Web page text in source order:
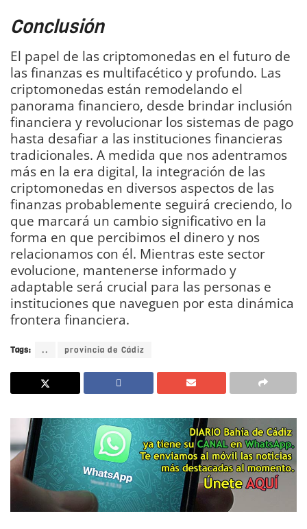
Conclusión
El papel de las criptomonedas en el futuro de
las finanzas es multifacético y profundo. Las
criptomonedas están remodelando el
panorama financiero, desde brindar inclusión
financiera y revolucionar los sistemas de pago
hasta desafiar a las instituciones financieras
tradicionales. A medida que nos adentramos
más en la era digital, la integración de las
criptomonedas en diversos aspectos de las
finanzas probablemente seguirá creciendo, lo
que marcará un cambio significativo en la
forma en que percibimos el dinero y nos
relacionamos con él. Mientras este sector
evolucione, mantenerse informado y
adaptable será crucial para las personas e
instituciones que naveguen por esta dinámica
frontera financiera.
Tags: .. provincia de Cádiz